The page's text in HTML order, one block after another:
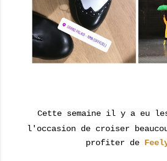
Cette semaine il y a eu
l'occasion de croiser
profiter de